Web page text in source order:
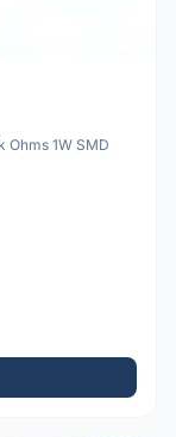
Ohms 1W SMD